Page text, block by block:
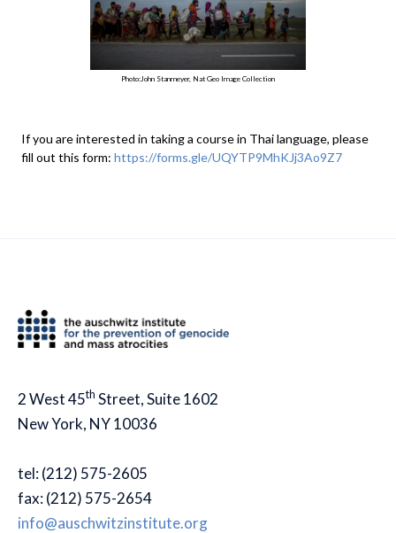
Photo:John Stanmeyer, Nat Geo Image Collection
If you are interested in taking a course in Thai language, please
fill out this form: https://forms.gle/UQYTP9MhKJj3Ao9Z7
2 West 45th Street, Suite 1602
New York, NY 10036
tel: (212) 575-2605
fax: (212) 575-2654
info@auschwitzinstitute.org